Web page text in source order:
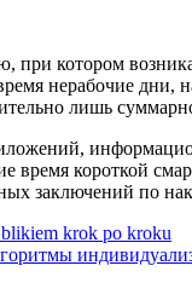
при котором
нерабочие
лишь
время короткой
заключений по
krok po kroku